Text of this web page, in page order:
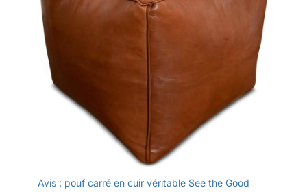
Avis : pouf carré en cuir véritable See the Good